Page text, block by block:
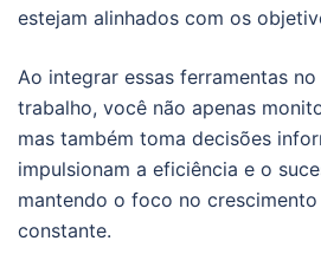
estejam alinhados com os
Ao integrar essas ferramentas
trabalho, você não apenas
mas também toma decisões
impulsionam a eficiência e o
mantendo o foco no crescimento
constante.